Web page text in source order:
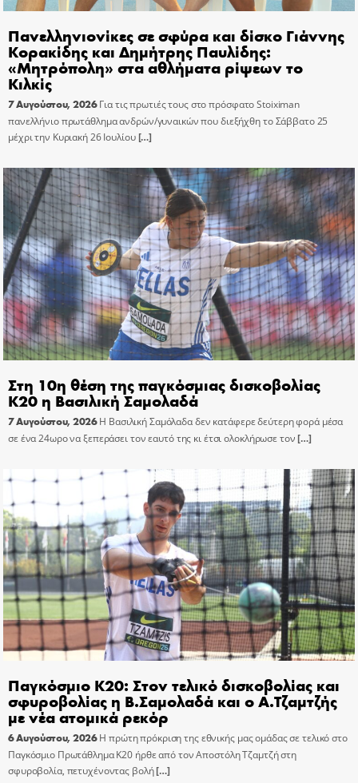
Πανελληνιονίκες σε σφύρα και δίσκο Γιάννης
Κορακίδης και Δημήτρης Παυλίδης:
«Μητρόπολη» στα αθλήματα ρίψεων το
Κιλκίς
7 Αυγούστου, 2026 Για τις πρωτιές τους στο πρόσφατο Stoiximan
πανελλήνιο πρωτάθλημα ανδρών/γυναικών που διεξήχθη το Σάββατο 25
μέχρι την Κυριακή 26 Ιουλίου[…]
Στη 10η θέση της παγκόσμιας δισκοβολίας
Κ20 η Βασιλική Σαμολαδά
7 Αυγούστου, 2026 Η Βασιλική Σαμόλαδα δεν κατάφερε δεύτερη φορά μέσα
σε ένα 24ωρο να ξεπεράσει τον εαυτό της κι έτσι ολοκλήρωσε τον[…]
Παγκόσμιο Κ20: Στον τελικό δισκοβολίας και
σφυροβολίας η Β.Σαμολαδά και ο Α.Τζαμτζής
με νέα ατομικά ρεκόρ
6 Αυγούστου, 2026 Η πρώτη πρόκριση της εθνικής μας ομάδας σε τελικό στο
Παγκόσμιο Πρωτάθλημα Κ20 ήρθε από τον Αποστόλη Τζαμτζή στη
σφυροβολία, πετυχένοντας βολή[…]